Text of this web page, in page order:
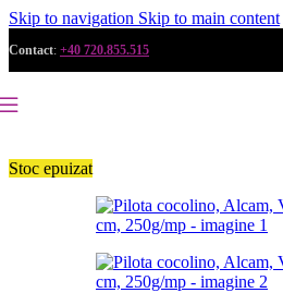
Skip to navigation Skip to main content
Contact: +40 720.855.515
Stoc epuizat